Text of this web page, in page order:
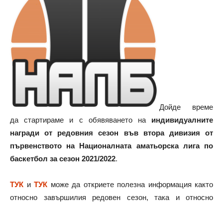
Дойде време
да стартираме и с обявяването на индивидуалните
награди от редовния сезон във втора дивизия от
първенството на Националната аматьорска лига по
баскетбол за сезон 2021/2022.
ТУК и ТУК може да откриете полезна информация както
относно завършилия редовен сезон, така и относно